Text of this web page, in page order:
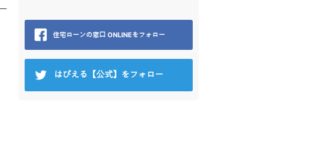
住宅ローンの窓口 ONLINEをフォロー
はぴえる【公式】をフォロー